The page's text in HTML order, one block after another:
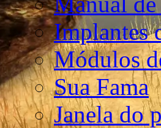
Implantes
Módulos
Sua Fama
Janela do